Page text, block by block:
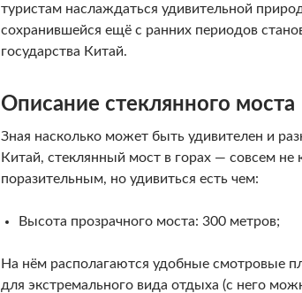
туристам наслаждаться удивительной
сохранившейся ещё с ранних периодов
государства Китай.
Описание стеклянного моста
Зная насколько может быть удивителен и
Китай, стеклянный мост в горах — совсем не
поразительным, но удивиться есть чем:
Высота прозрачного моста: 300 метров;
На нём располагаются удобные смотровые
для экстремального вида отдыха (с него